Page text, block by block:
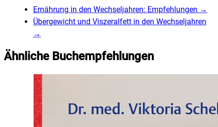
Ernährung in den Wechseljahren: Empfehlungen →
Übergewicht und Viszeralfett in den Wechseljahren
→
Ähnliche Buchempfehlungen